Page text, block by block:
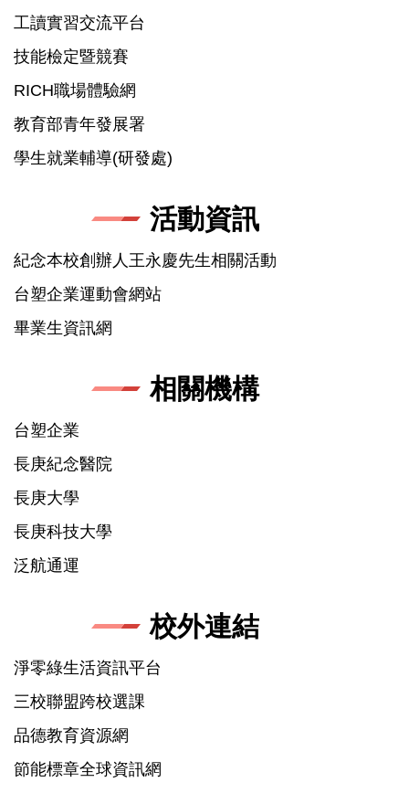
工讀實習交流平台
技能檢定暨競賽
RICH職場體驗網
教育部青年發展署
學生就業輔導(研發處)
活動資訊
紀念本校創辦人王永慶先生相關活動
台塑企業運動會網站
畢業生資訊網
相關機構
台塑企業
長庚紀念醫院
長庚大學
長庚科技大學
泛航通運
校外連結
淨零綠生活資訊平台
三校聯盟跨校選課
品德教育資源網
節能標章全球資訊網